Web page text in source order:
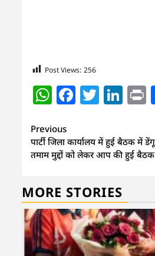
Post Views: 256
WhatsApp
Continue
Reading
Previous
पार्टी जिला कार्यालय में हुई बैठक में
तमाम मुद्दों को लेकर आप की हुई बैठक
MORE STORIES